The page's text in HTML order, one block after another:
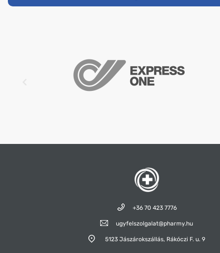
maltodextrin, csokoládé
1,8% (kakaómassza, cukor,
zsírszegény kakaópor,
emulgeálószer:
színezék: karamell; aroma,
+36 70 423 7776
ugyfelszolgalat@pharmy.hu
5123 Jászárokszállás, Rákóczi F. u. 9